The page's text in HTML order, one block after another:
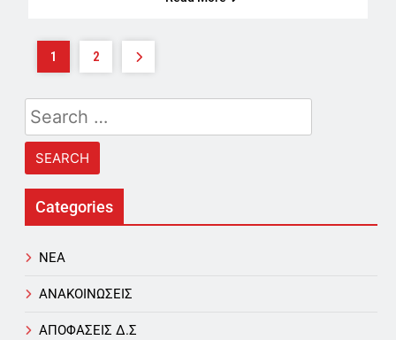
1 2
Search
for:
Categories
NEA
ΑΝΑΚΟΙΝΩΣΕΙΣ
ΑΠΟΦΑΣΕΙΣ Δ.Σ